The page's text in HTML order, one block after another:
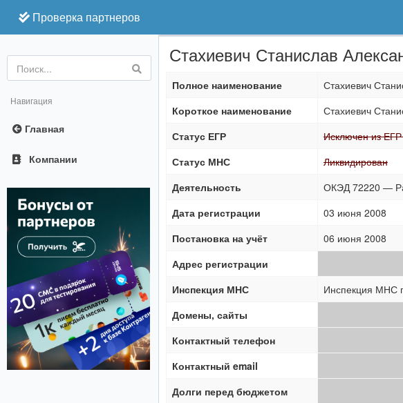
Проверка партнеров
Online
Навигация
Главная
Компании
Стахиевич Станислав
Полное наименование
Стахиевич
Короткое наименование
Стахиевич
Статус ЕГР
Исключен из
Статус МНС
Ликвидирован
Деятельность
ОКЭД 72220 —
Дата регистрации
03 июня 2008
Постановка на учёт
06 июня 2008
Адрес регистрации
Инспекция МНС
Инспекция МНС
Домены, сайты
Контактный телефон
Контактный email
Долги перед бюджетом